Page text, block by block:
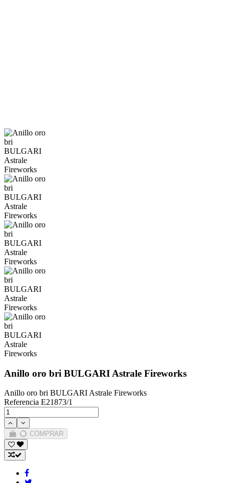
Anillo oro bri BULGARI Astrale Fireworks
Anillo oro bri BULGARI Astrale Fireworks
Referencia E21873/1
COMPRAR